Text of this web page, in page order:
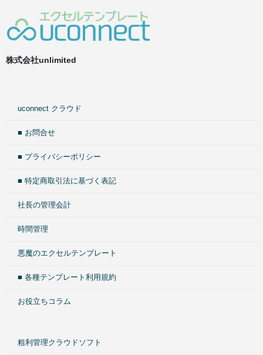
株式会社unlimited
uconnect クラウド
■ お問合せ
■ プライバシーポリシー
■ 特定商取引法に基づく表記
社長の管理会計
時間管理
悪魔のエクセルテンプレート
■ 各種テンプレート利用規約
お役立ちコラム
粗利管理クラウドソフト